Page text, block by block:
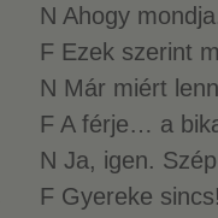
N Ahogy
F Ezek szerint
N Már miért
F A férje… a
N Ja, igen.
F Gyereke